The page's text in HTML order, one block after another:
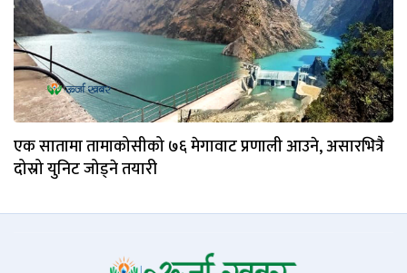
एक सातामा तामाकोसीको ७६ मेगावाट प्रणाली आउने, असारभित्रै
दोस्रो युनिट जोड्ने तयारी